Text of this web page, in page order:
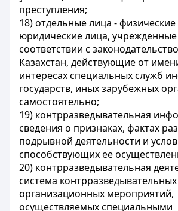
преступления;
18) отдельные лица -
юридические лица,
соответствии с
Казахстан, действующие от
интересах специальных служб
государств, иных зарубежных
самостоятельно;
19) контрразведывательная
сведения о признаках, фактах
подрывной деятельности и
способствующих ее
20) контрразведывательная
система
организационных мероприятий,
осуществляемых специальными